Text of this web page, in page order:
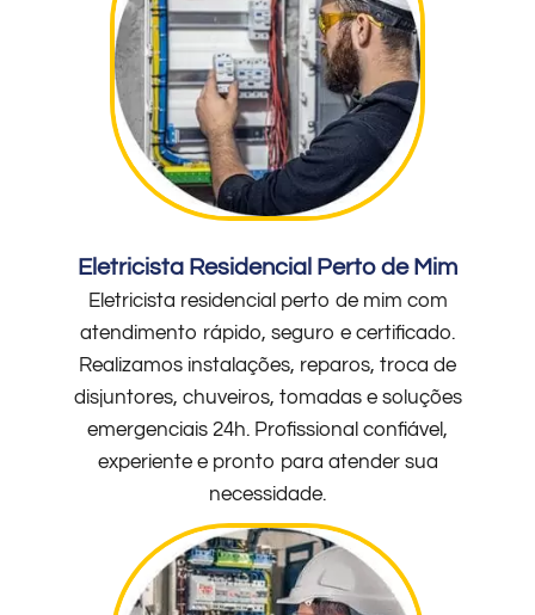
Eletricista Residencial Perto de Mim
Eletricista residencial perto de mim com
atendimento rápido, seguro e certificado.
Realizamos instalações, reparos, troca de
disjuntores, chuveiros, tomadas e soluções
emergenciais 24h. Profissional confiável,
experiente e pronto para atender sua
necessidade.